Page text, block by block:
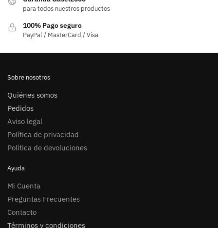
para todos nuestros productos
100% Pago seguro
PayPal / MasterCard / Visa
Sobre nosotros
Quiénes somos
Pedidos
Aviso legal
Política de privacidad
Política de devoluciones
Ayuda
Mi Cuenta
Preguntas Frecuentes
Contacto
Términos y condiciones